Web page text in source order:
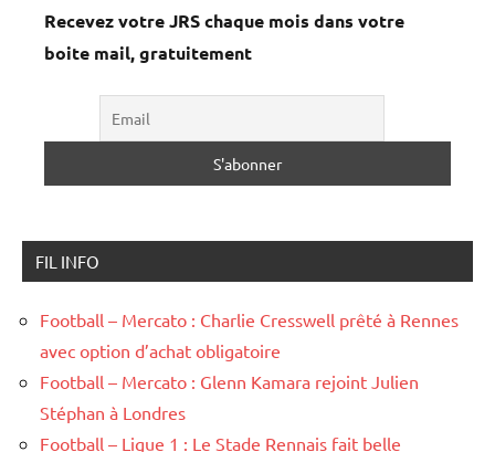
Recevez votre JRS chaque mois dans votre
boite mail, gratuitement
FIL INFO
Football – Mercato : Charlie Cresswell prêté à Rennes
avec option d’achat obligatoire
Football – Mercato : Glenn Kamara rejoint Julien
Stéphan à Londres
Football – Ligue 1 : Le Stade Rennais fait belle